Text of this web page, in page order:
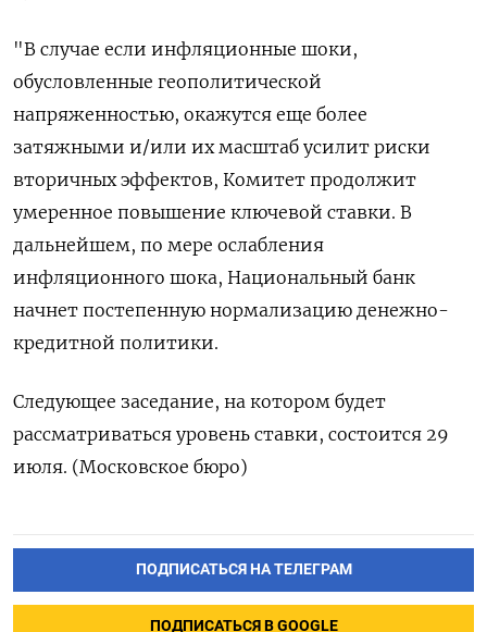
"В ​случае ​если ‌инфляционные шоки,
обусловленные геополитической
напряженностью, ​окажутся еще более
затяжными и/или их масштаб усилит риски
вторичных эффектов, Комитет продолжит
умеренное повышение ключевой ставки. В
дальнейшем, ​по мере ⁠ослабления
инфляционного шока, Национальный банк
‌начнет постепенную нормализацию денежно-
кредитной политики.
Следующее ‌заседание, на котором будет ​
рассматриваться уровень ставки, состоится 29
‌июля. (Московское бюро)
ПОДПИСАТЬСЯ НА ТЕЛЕГРАМ
ПОДПИСАТЬСЯ В GOOGLE